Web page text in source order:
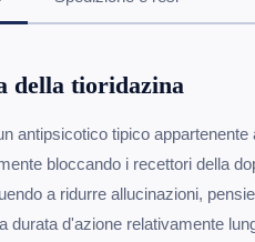
della tioridazina
antipsicotico tipico
bloccando i recettori della
a ridurre allucinazioni,
durata d'azione relativamente